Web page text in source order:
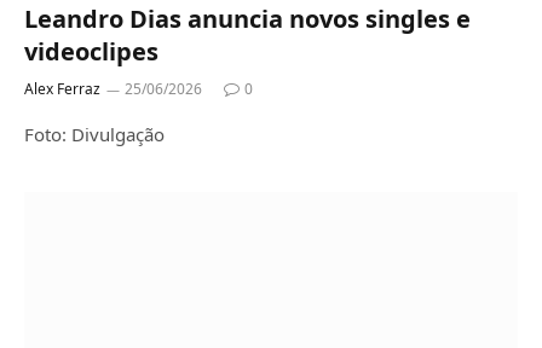
Leandro Dias anuncia novos singles e
videoclipes
Alex Ferraz 25/06/2026 0
Foto: Divulgação